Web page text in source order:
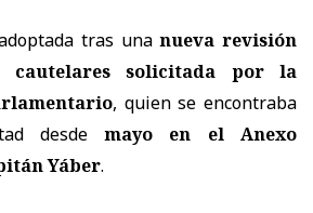
tras unanueva revisión
cautelares solicitada por la
, quien se encontraba
desdemayo en el Anexo
Yáber.